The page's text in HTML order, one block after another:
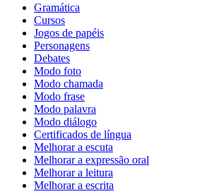
Gramática
Cursos
Jogos de papéis
Personagens
Debates
Modo foto
Modo chamada
Modo frase
Modo palavra
Modo diálogo
Certificados de língua
Melhorar a escuta
Melhorar a expressão oral
Melhorar a leitura
Melhorar a escrita